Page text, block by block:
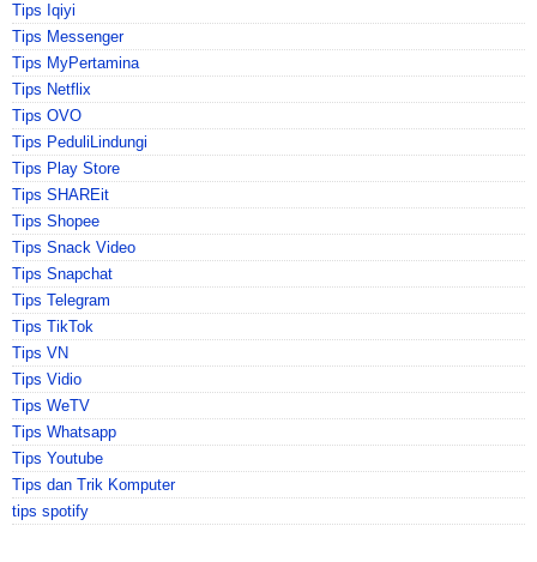
Tips Iqiyi
Tips Messenger
Tips MyPertamina
Tips Netflix
Tips OVO
Tips PeduliLindungi
Tips Play Store
Tips SHAREit
Tips Shopee
Tips Snack Video
Tips Snapchat
Tips Telegram
Tips TikTok
Tips VN
Tips Vidio
Tips WeTV
Tips Whatsapp
Tips Youtube
Tips dan Trik Komputer
tips spotify